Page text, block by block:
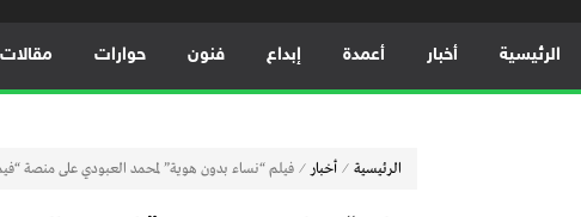
الرئيسية أخبار أعمدة إبداع فنون حوارات
الرئيسية ⁄ أخبار ⁄ فيلم “نساء بدون هوية” لمحمد العبودي على منصة